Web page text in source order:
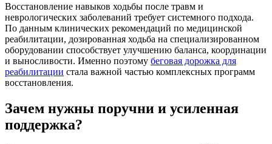
Восстановление навыков ходьбы после травм и
неврологических заболеваний требует системного подхода.
По данным клинических рекомендаций по медицинской
реабилитации, дозированная ходьба на специализированном
оборудовании способствует улучшению баланса, координации
и выносливости. Именно поэтому беговая дорожка для
реабилитации стала важной частью комплексных программ
восстановления.
Зачем нужны поручни и усиленная
поддержка?